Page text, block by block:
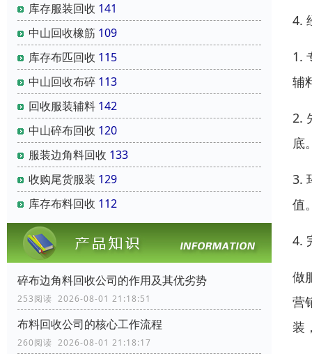
库存服装回收 141
中山回收橡筋 109
库存布匹回收 115
中山回收布碎 113
回收服装辅料 142
中山碎布回收 120
服装边角料回收 133
收购尾货服装 129
库存布料回收 112
碎布边角料回收公司的作用及其优劣势
253阅读 2026-08-01 21:18:51
布料回收公司的核心工作流程
260阅读 2026-08-01 21:18:17
4.
1.
辅
2.
底
3.
值
4.
做
营
装